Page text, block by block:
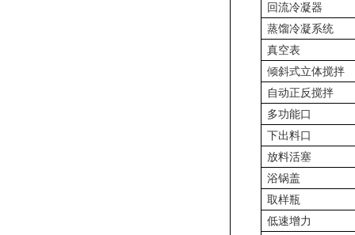
回流冷凝器
蒸馏冷凝系统
真空表
倾斜式立体搅拌
自动正反搅拌
多功能口
下出料口
放料活塞
浴锅盖
取样瓶
低速增力